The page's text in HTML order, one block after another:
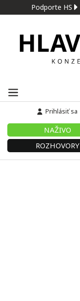
Podporte HS
Prihlásiť sa
NAŽIVO
ROZHOVORY